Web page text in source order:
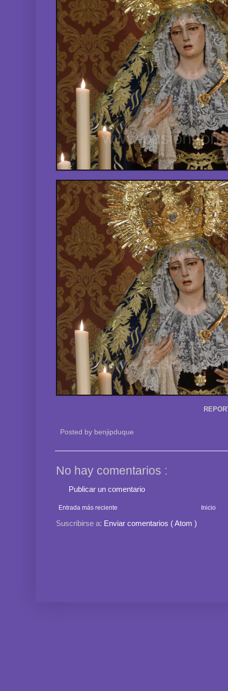
Posted by benjipduque
No hay comentarios :
Publicar un comentario
Entrada más reciente Inicio
Suscribirse a: Enviar comentarios ( Atom )